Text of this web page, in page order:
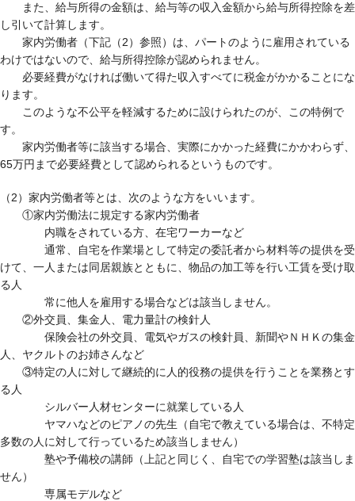
また、給与所得の金額は、給与等の収入金額から給与所得控除を差
し引いて計算します。
家内労働者（下記（2）参照）は、パートのように雇用されている
わけではないので、給与所得控除が認められません。
必要経費がなければ働いて得た収入すべてに税金がかかることにな
ります。
このような不公平を軽減するために設けられたのが、この特例で
す。
家内労働者等に該当する場合、実際にかかった経費にかかわらず、
65万円まで必要経費として認められるというものです。
（2）家内労働者等とは、次のような方をいいます。
①家内労働法に規定する家内労働者
内職をされている方、在宅ワーカーなど
通常、自宅を作業場として特定の委託者から材料等の提供を受
けて、一人または同居親族とともに、物品の加工等を行い工賃を受け取
る人
常に他人を雇用する場合などは該当しません。
②外交員、集金人、電力量計の検針人
保険会社の外交員、電気やガスの検針員、新聞やＮＨＫの集金
人、ヤクルトのお姉さんなど
③特定の人に対して継続的に人的役務の提供を行うことを業務とす
る人
シルバー人材センターに就業している人
ヤマハなどのピアノの先生（自宅で教えている場合は、不特定
多数の人に対して行っているため該当しません）
塾や予備校の講師（上記と同じく、自宅での学習塾は該当しま
せん）
専属モデルなど